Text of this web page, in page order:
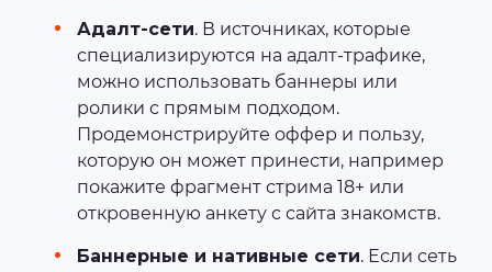
Адалт-сети. В источниках, которые
специализируются на адалт-трафике,
можно использовать баннеры или
ролики с прямым подходом.
Продемонстрируйте оффер и пользу,
которую он может принести, например
покажите фрагмент стрима 18+ или
откровенную анкету с сайта знакомств.
Баннерные и нативные сети. Если сеть